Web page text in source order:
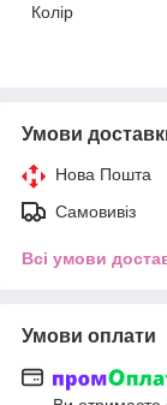
Колір
Умови
Нова Пошта
Самовивіз
Всі умови
Умови оплати